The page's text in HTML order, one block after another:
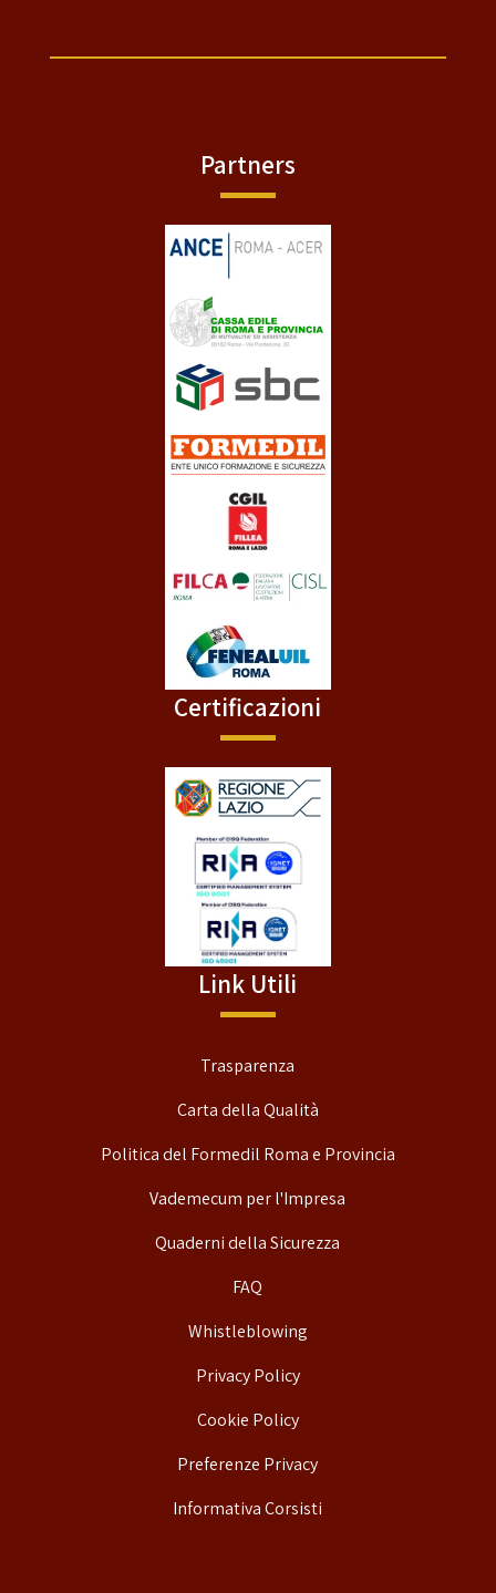
Partners
Certificazioni
Link Utili
Trasparenza
Carta della Qualità
Politica del Formedil Roma e Provincia
Vademecum per l'Impresa
Quaderni della Sicurezza
FAQ
Whistleblowing
Privacy Policy
Cookie Policy
Preferenze Privacy
Informativa Corsisti